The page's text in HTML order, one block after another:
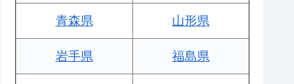
青森県 山形県
岩手県 福島県